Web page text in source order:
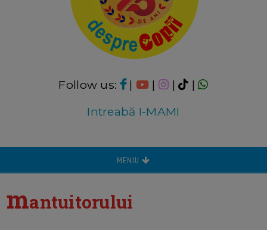
Follow us: | | |
|
Intreabă I-MAMI
MENIU
mantuitorului